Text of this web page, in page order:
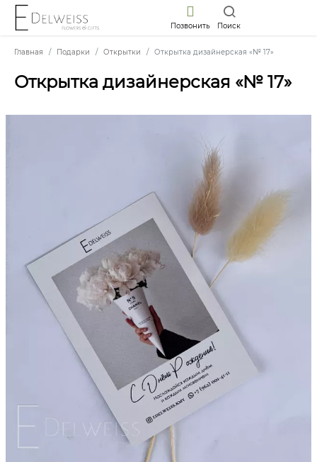
Позвонить Поиск
Главная Подарки Открытки Открытка дизайнерская «№ 17»
Открытка дизайнерская «№ 17»